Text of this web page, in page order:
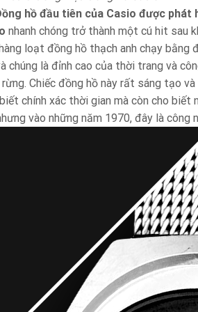
hồ đầu tiên của Casio được phát
nhanh chóng trở thành một cú hit sau
loạt đồng hồ thạch anh chạy
chúng là đỉnh cao của thời trang và
Chiếc đồng hồ này rất sáng tạo
chính xác thời gian mà còn cho
vào những năm 1970, đây là công